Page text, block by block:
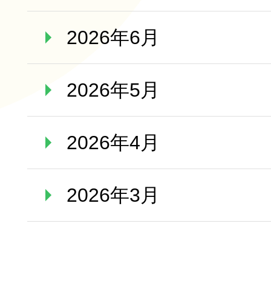
2026年6月
2026年5月
2026年4月
2026年3月